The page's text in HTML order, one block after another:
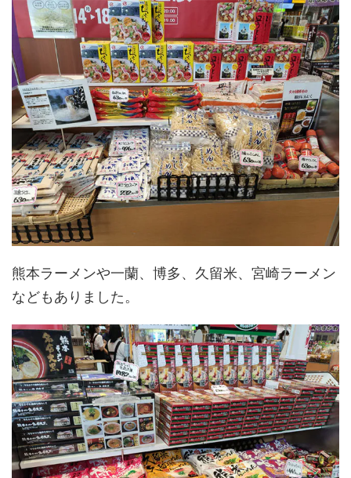
熊本ラーメンや一蘭、博多、久留米、宮崎ラーメン
などもありました。